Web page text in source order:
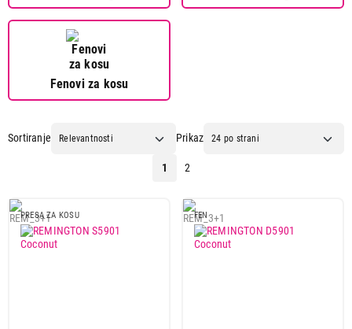
Fenovi za kosu
Sortiranje Prikaz
1 2
PRESA ZA KOSU FEN